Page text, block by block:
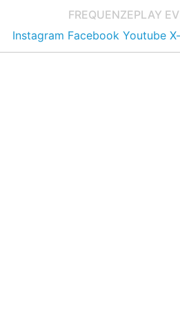
FREQUENZEPLAY
Instagram Facebook Youtube